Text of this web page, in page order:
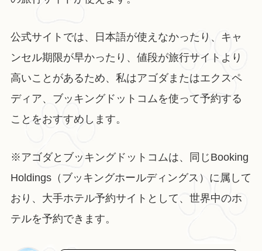
公式サイトでは、日本語が使えなかったり、キャ
ンセル期限が早かったり、値段が旅行サイトより
高いことがあるため、私はアゴダまたはエクスペ
ディア、ブッキングドットコムを使って予約する
ことをおすすめします。
※アゴダとブッキングドットコムは、同じBooking
Holdings（ブッキングホールディングス）に属して
おり、大手ホテル予約サイトとして、世界中のホ
テルを予約できます。